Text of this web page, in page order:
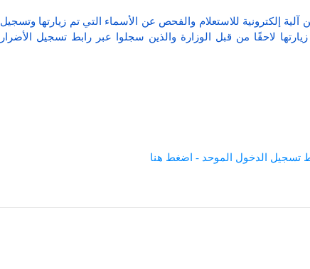
آلية إلكترونية للاستعلام والفحص عن الأسماء التي تم زيارتها وتسجيل
زيارتها لاحقًا من قبل الوزارة والذين سجلوا عبر رابط تسجيل الأضرار
تسجيل الدخول الموحد - اضغط هنا